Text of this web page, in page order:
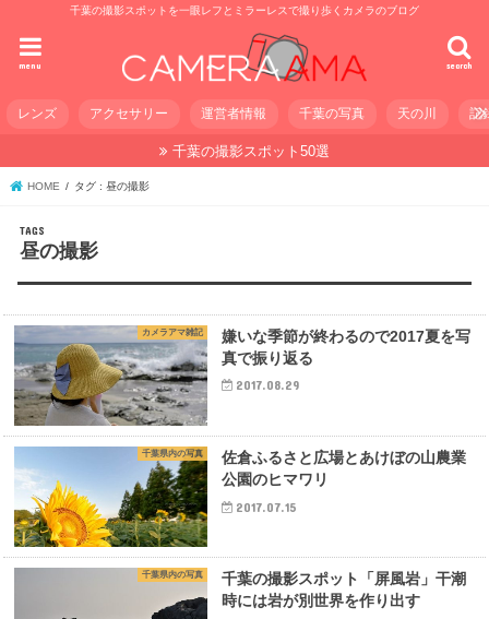
千葉の撮影スポットを一眼レフとミラーレスで撮り歩くカメラのブログ
search
menu
レンズ アクセサリー 運営者情報 千葉の写真 天の川 記
千葉の撮影スポット50選
HOME タグ : 昼の撮影
昼の撮影
カメラアマ雑記
嫌いな季節が終わるので2017夏を写
真で振り返る
2017.08.29
千葉県内の写真
佐倉ふるさと広場とあけぼの山農業
公園のヒマワリ
2017.07.15
千葉県内の写真
千葉の撮影スポット「屏風岩」干潮
時には岩が別世界を作り出す